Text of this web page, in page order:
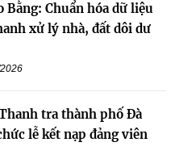
Bằng: Chuẩn hóa dữ liệu
xử lý nhà, đất dôi dư
tra thành phố Đà
lễ kết nạp đảng viên